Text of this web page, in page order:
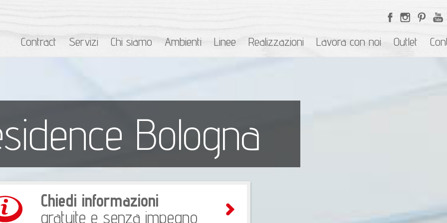
Contract Servizi Chi siamo Ambienti Linee Realizzazioni Lavora con noi Outlet
Bologna
Chiedi informazioni
gratuite e senza impegno